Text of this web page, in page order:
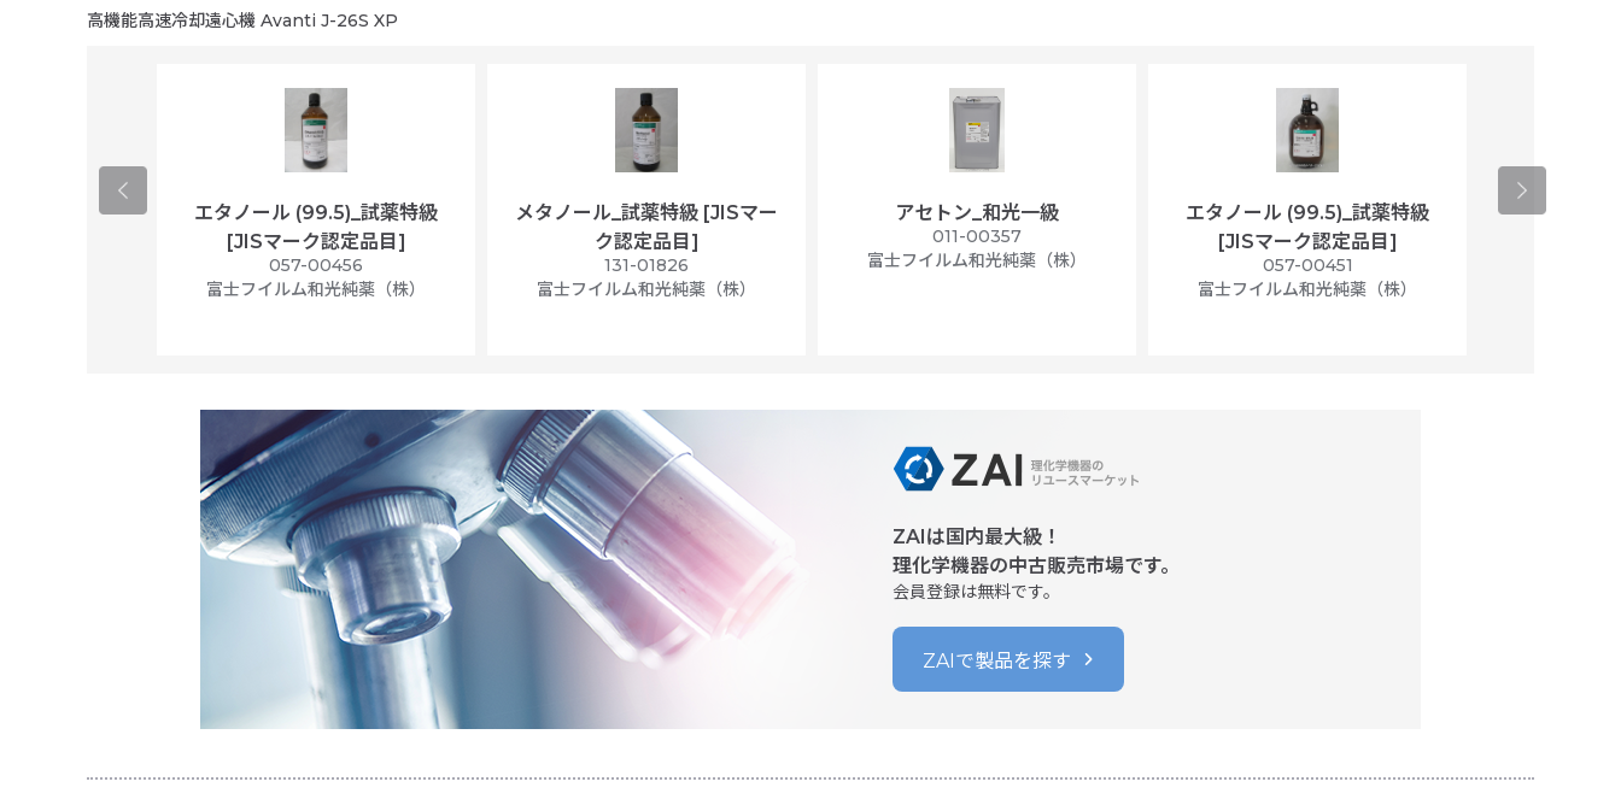
高機能高速冷却遠心機 Avanti J-26S XP
エタノール (99.5)_試薬特級
[JISマーク認定品目]
057-00456
富士フイルム和光純薬（株）
メタノール_試薬特級 [JISマー
ク認定品目]
131-01826
富士フイルム和光純薬（株）
アセトン_和光一級
011-00357
富士フイルム和光純薬（株）
エタノール (99.5)_試薬特級
[JISマーク認定品目]
057-00451
富士フイルム和光純薬（株）
アセトニト
ZAIは国内最大級！
理化学機器の中古販売市場です。
会員登録は無料です。
ZAIで製品を探す